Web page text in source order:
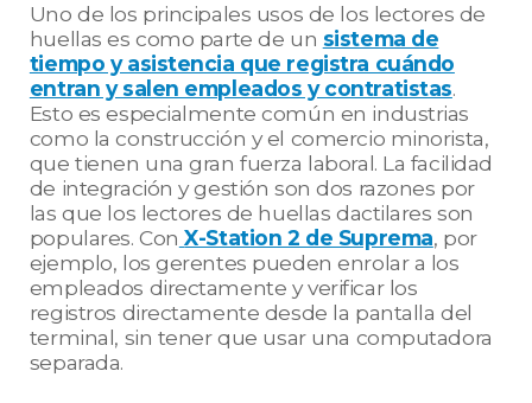
Uno de los principales usos de los lectores de
huellas es como parte de un sistema de
tiempo y asistencia que registra cuándo
entran y salen empleados y contratistas.
Esto es especialmente común en industrias
como la construcción y el comercio minorista,
que tienen una gran fuerza laboral. La facilidad
de integración y gestión son dos razones por
las que los lectores de huellas dactilares son
populares. Con X-Station 2 de Suprema, por
ejemplo, los gerentes pueden enrolar a los
empleados directamente y verificar los
registros directamente desde la pantalla del
terminal, sin tener que usar una computadora
separada.